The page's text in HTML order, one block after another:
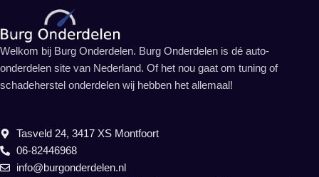
Welkom bij Burg Onderdelen. Burg Onderdelen is dé auto-
onderdelen site van Nederland. Of het nou gaat om tuning of
schadeherstel onderdelen wij hebben het allemaal!
Tasveld 24, 3417 XS Montfoort
06-82446968
info@burgonderdelen.nl